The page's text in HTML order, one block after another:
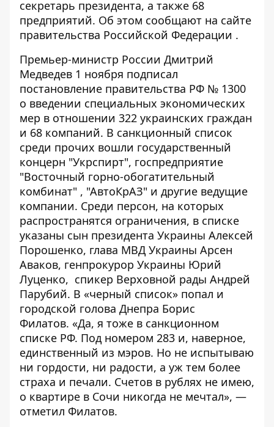
секретарь президента, а также 68
предприятий. Об этом сообщают на сайте
правительства Российской Федерации .
Премьер-министр России Дмитрий
Медведев 1 ноября подписал
постановление правительства РФ № 1300
о введении специальных экономических
мер в отношении 322 украинских граждан
и 68 компаний. В санкционный список
среди прочих вошли государственный
концерн "Укрспирт", госпредприятие
"Восточный горно-обогатительный
комбинат" , "АвтоКрАЗ" и другие ведущие
компании. Среди персон, на которых
распространятся ограничения, в списке
указаны сын президента Украины Алексей
Порошенко, глава МВД Украины Арсен
Аваков, генпрокурор Украины Юрий
Луценко, спикер Верховной рады Андрей
Парубий. В «черный список» попал и
городской голова Днепра Борис
Филатов. «Да, я тоже в санкционном
списке РФ. Под номером 283 и, наверное,
единственный из мэров. Но не испытываю
ни гордости, ни радости, а уж тем более
страха и печали. Счетов в рублях не имею,
о квартире в Сочи никогда не мечтал», —
отметил Филатов.